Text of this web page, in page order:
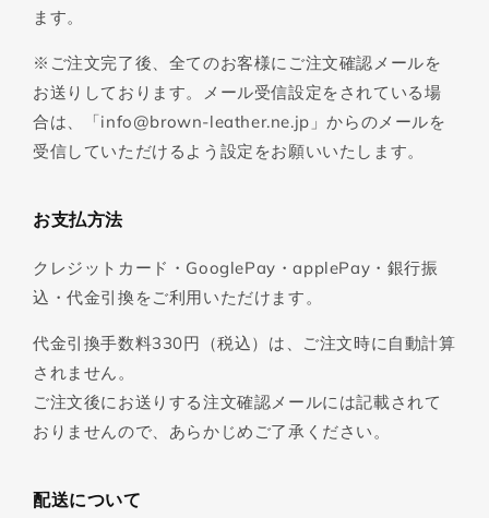
ます。
※ご注文完了後、全てのお客様にご注文確認メールを
お送りしております。メール受信設定をされている場
合は、「info@brown-leather.ne.jp」からのメールを
受信していただけるよう設定をお願いいたします。
お支払方法
クレジットカード・GooglePay・applePay・銀行振
込・代金引換をご利用いただけます。
代金引換手数料330円（税込）は、ご注文時に自動計算
されません。
ご注文後にお送りする注文確認メールには記載されて
おりませんので、あらかじめご了承ください。
配送について